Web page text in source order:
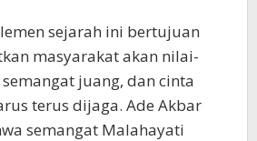
sejarah ini bertujuan
masyarakat akan nilai-
juang, dan cinta
terus dijaga. Ade Akbar
semangat Malahayati